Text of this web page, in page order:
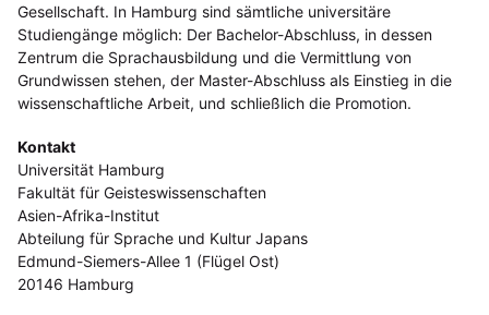
Gesellschaft. In Hamburg sind sämtliche universitäre
Studiengänge möglich: Der Bachelor-Abschluss, in dessen
Zentrum die Sprachausbildung und die Vermittlung von
Grundwissen stehen, der Master-Abschluss als Einstieg in die
wissenschaftliche Arbeit, und schließlich die Promotion.
Kontakt
Universität Hamburg
Fakultät für Geisteswissenschaften
Asien-Afrika-Institut
Abteilung für Sprache und Kultur Japans
Edmund-Siemers-Allee 1 (Flügel Ost)
20146 Hamburg